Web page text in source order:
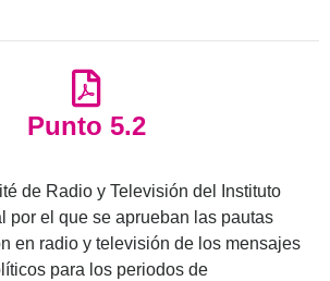
Punto 5.2
de Radio y Televisión del Instituto
por el que se aprueban las pautas
en radio y televisión de los mensajes
para los periodos de